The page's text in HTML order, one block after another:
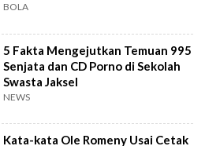
BOLA
5 Fakta Mengejutkan Temuan 995
Senjata dan CD Porno di Sekolah
Swasta Jaksel
NEWS
Kata-kata Ole Romeny Usai Cetak